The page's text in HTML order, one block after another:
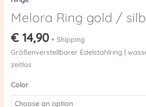
Melora Ring gold /
€14,90 + Shipping
Größenverstellbarer Edelstahlring |
zeitlos
Color